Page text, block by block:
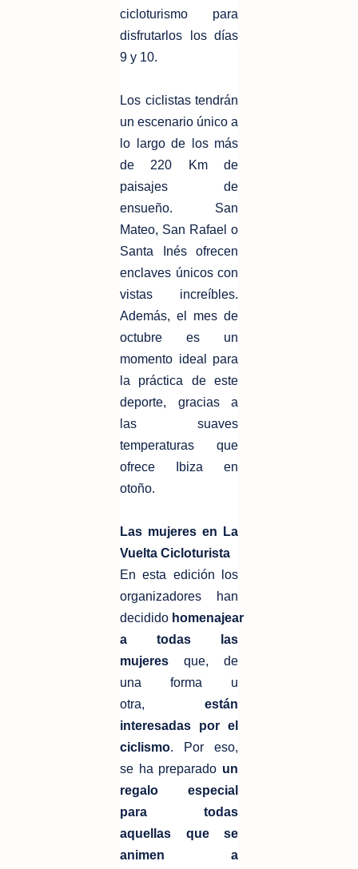
cicloturismo para
disfrutarlos los días
9 y 10.
Los ciclistas tendrán
un escenario único a
lo largo de los más
de 220 Km de
paisajes de
ensueño. San
Mateo, San Rafael o
Santa Inés ofrecen
enclaves únicos con
vistas increíbles.
Además, el mes de
octubre es un
momento ideal para
la práctica de este
deporte, gracias a
las suaves
temperaturas que
ofrece Ibiza en
otoño.
Las mujeres en La
Vuelta Cicloturista
En esta edición los
organizadores han
decidido homenajear
a todas las
mujeres que, de
una forma u
otra, están
interesadas por el
ciclismo. Por eso,
se ha preparado un
regalo especial
para
todas
aquellas que se
animen a